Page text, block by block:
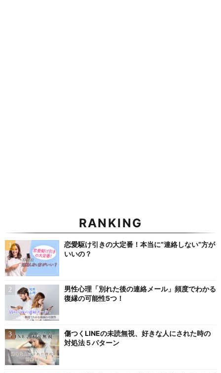
RANKING
恋愛駆け引きの大定番！本当に”連絡しない”方が
いいの？
男性心理「別れた後の連絡メール」頻度でわかる
復縁の可能性5つ！
傷つくLINEの未読無視、好きな人にされた時の
対処法５パターン